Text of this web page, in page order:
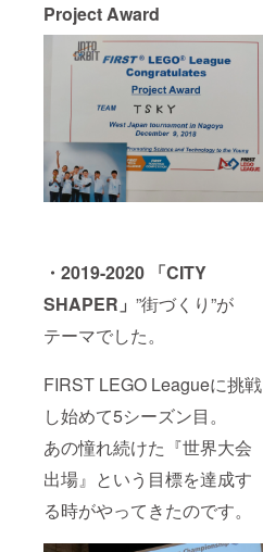
Project Award
・2019-2020 「CITY
SHAPER」 ”街づくり”が
テーマでした。
FIRST LEGO Leagueに挑戦
し始めて5シーズン目。
あの憧れ続けた『世界大会
出場』という目標を達成す
る時がやってきたのです。